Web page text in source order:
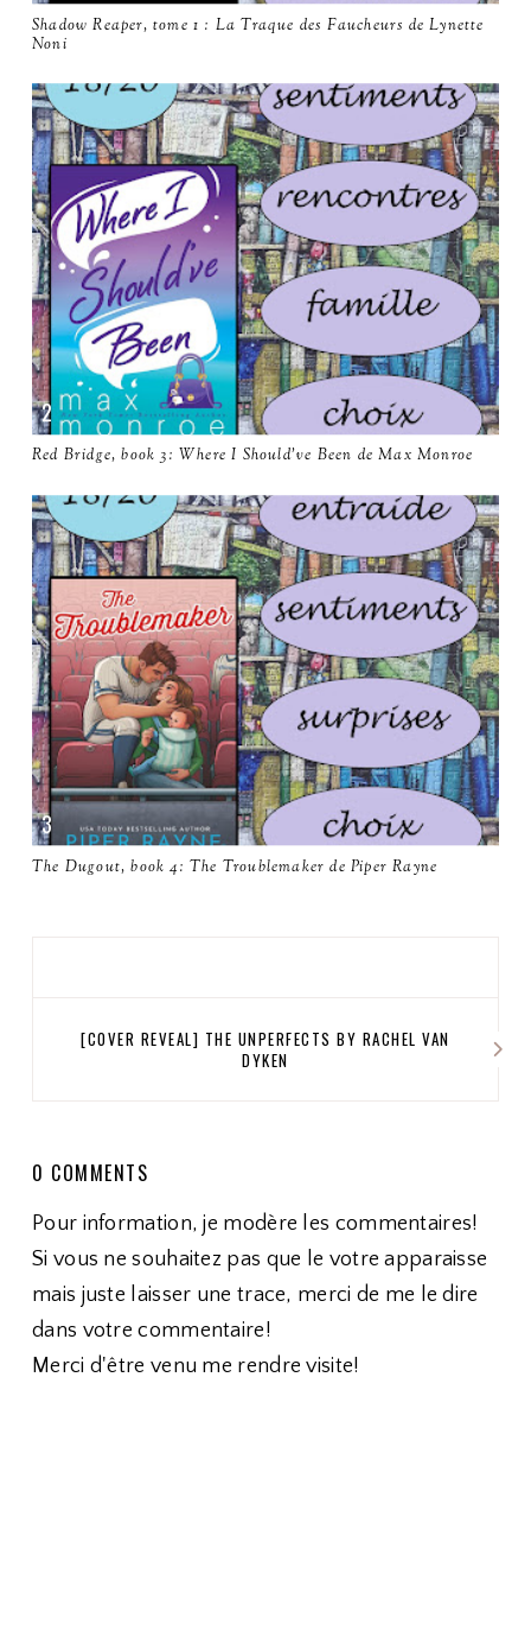
Shadow Reaper, tome 1 : La Traque des Faucheurs de Lynette
Noni
Red Bridge, book 3: Where I Should've Been de Max Monroe
The Dugout, book 4: The Troublemaker de Piper Rayne
[COVER REVEAL] THE UNPERFECTS BY RACHEL VAN
DYKEN
0 COMMENTS
Pour information, je modère les commentaires!
Si vous ne souhaitez pas que le votre apparaisse
mais juste laisser une trace, merci de me le dire
dans votre commentaire!
Merci d'être venu me rendre visite!